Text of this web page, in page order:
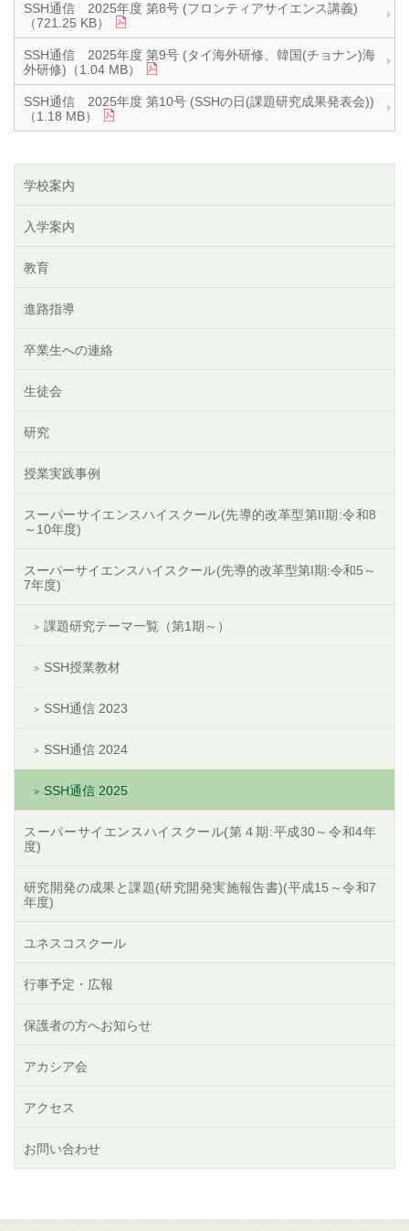
SSH通信 2025年度 第8号 (フロンティアサイエンス講義)
（721.25 KB）
SSH通信 2025年度 第9号 (タイ海外研修、韓国(チョナン)海
外研修)（1.04 MB）
SSH通信 2025年度 第10号 (SSHの日(課題研究成果発表会))
（1.18 MB）
学校案内
入学案内
教育
進路指導
卒業生への連絡
生徒会
研究
授業実践事例
スーパーサイエンスハイスクール(先導的改革型第II期:令和8
～10年度)
スーパーサイエンスハイスクール(先導的改革型第I期:令和5～
7年度)
課題研究テーマ一覧（第1期～）
SSH授業教材
SSH通信 2023
SSH通信 2024
SSH通信 2025
スーパーサイエンスハイスクール(第４期:平成30～令和4年
度)
研究開発の成果と課題(研究開発実施報告書)(平成15～令和7
年度)
ユネスコスクール
行事予定・広報
保護者の方へお知らせ
アカシア会
アクセス
お問い合わせ